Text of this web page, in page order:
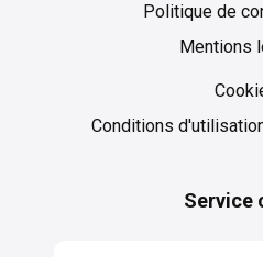
Politique de
Mentions
Cookies
Conditions
Service